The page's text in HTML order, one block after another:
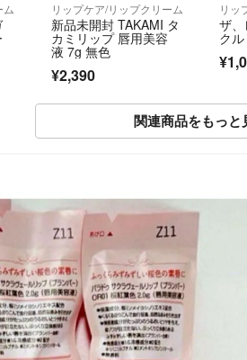
ム リップケア/リップクリーム
新品未開封 TAKAMI タ
カミリップ 唇用美容
液 7g 無色
¥2,390
リッ
ザ
ク
関連商品をもっと
SOLD OUT